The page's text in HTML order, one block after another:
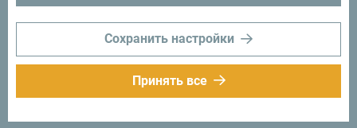
Сохранить настройки
Принять все